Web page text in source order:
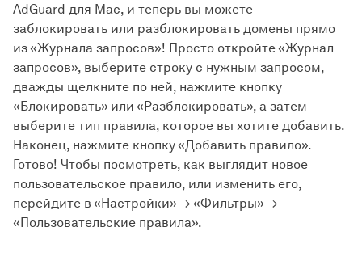
AdGuard для Mac, и теперь вы можете
заблокировать или разблокировать домены прямо
из «Журнала запросов»! Просто откройте «Журнал
запросов», выберите строку с нужным запросом,
дважды щелкните по ней, нажмите кнопку
«Блокировать» или «Разблокировать», а затем
выберите тип правила, которое вы хотите добавить.
Наконец, нажмите кнопку «Добавить правило».
Готово! Чтобы посмотреть, как выглядит новое
пользовательское правило, или изменить его,
перейдите в «Настройки» → «Фильтры» →
«Пользовательские правила».